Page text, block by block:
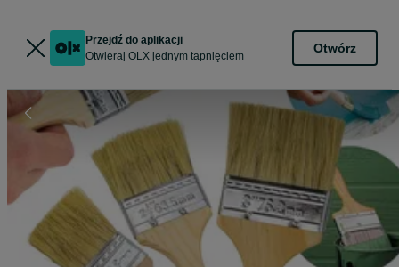
Przejdź do aplikacji
Otwieraj OLX jednym tapnięciem
Otwórz